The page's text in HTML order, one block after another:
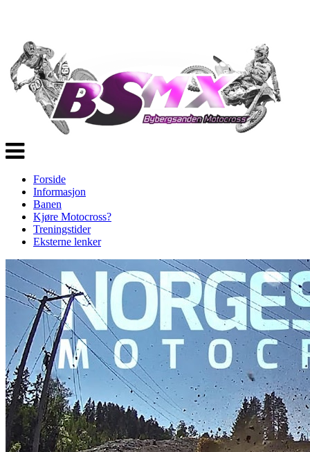
Veksle
navigasjon
Forside
Informasjon
Banen
Kjøre Motocross?
Treningstider
Eksterne lenker